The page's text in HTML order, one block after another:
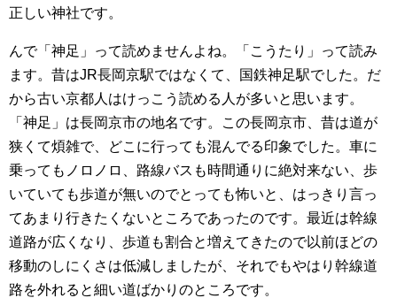
正しい神社です。
んで「神足」って読めませんよね。「こうたり」って読み
ます。昔はJR長岡京駅ではなくて、国鉄神足駅でした。だ
から古い京都人はけっこう読める人が多いと思います。
「神足」は長岡京市の地名です。この長岡京市、昔は道が
狭くて煩雑で、どこに行っても混んでる印象でした。車に
乗ってもノロノロ、路線バスも時間通りに絶対来ない、歩
いていても歩道が無いのでとっても怖いと、はっきり言っ
てあまり行きたくないところであったのです。最近は幹線
道路が広くなり、歩道も割合と増えてきたので以前ほどの
移動のしにくさは低減しましたが、それでもやはり幹線道
路を外れると細い道ばかりのところです。